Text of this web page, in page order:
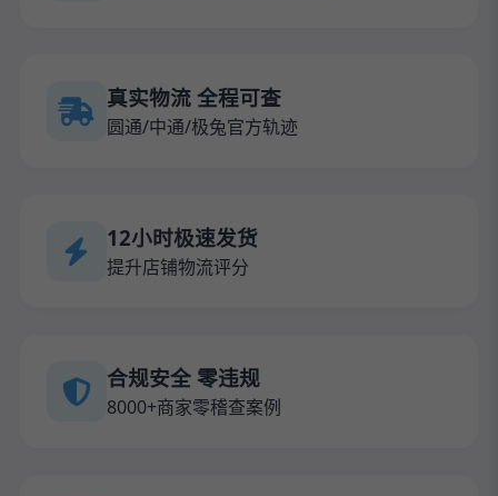
真实物流 全程可查
圆通/中通/极兔官方轨迹
12小时极速发货
提升店铺物流评分
合规安全 零违规
8000+商家零稽查案例